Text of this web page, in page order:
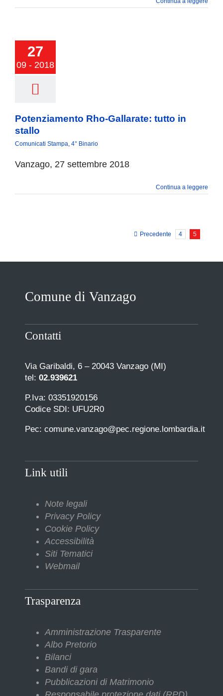
27
09 - 2018
Potenziamento Rho-Gallarate: tutto in
stallo
Comunicati Stampa, 4° Binario
Vanzago, 27 settembre 2018
Continua a leggere
Precedente 4 5
Comune di Vanzago
Contatti
Via Garibaldi, 6 – 20043 Vanzago (MI)
tel: 02.939621
P.Iva: 03351920156
Codice SDI: UFU2R0
Pec: comune.vanzago@pec.regione.lombardia.it
Link utili
Note legali
Privacy Policy
Cookie Policy
Accessibilità
Siti Tematici
Webmail
Trasparenza
Amministrazione Trasparente
Albo Pretorio
Bilanci
Bandi di gara
Pubblicazioni di Matrimonio